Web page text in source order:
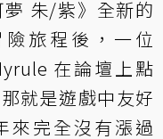
朱/紫》全新的
旅程後，一位
在論壇上點
就是遊戲中友好
來完全沒有漲過